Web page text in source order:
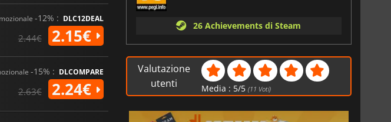
-12% : DLC12DEAL
2.44€ 2.15€
-15% : DLCOMPARE
2.63€ 2.24€
26 Achievements di Steam
Valutazione
utenti
Media : 5/5 (11 Voti)